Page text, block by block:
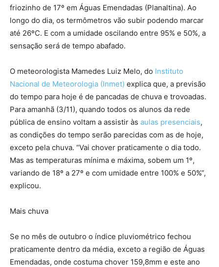
friozinho de 17º em Águas Emendadas (Planaltina). Ao
longo do dia, os termômetros vão subir podendo marcar
até 26ºC. E com a umidade oscilando entre 95% e 50%, a
sensação será de tempo abafado.
O meteorologista Mamedes Luiz Melo, do Instituto
Nacional de Meteorologia (Inmet) explica que, a previsão
do tempo para hoje é de pancadas de chuva e trovoadas.
Para amanhã (3/11), quando todos os alunos da rede
pública de ensino voltam a assistir às aulas presenciais,
as condições do tempo serão parecidas com as de hoje,
exceto pela chuva. “Vai chover praticamente o dia todo.
Mas as temperaturas mínima e máxima, sobem um 1º,
variando de 18º a 27º e com umidade entre 100% e 50%”,
explicou.
Mais chuva
Se no mês de outubro o índice pluviométrico fechou
praticamente dentro da média, exceto a região de Águas
Emendadas, onde costuma chover 159,8mm e este ano